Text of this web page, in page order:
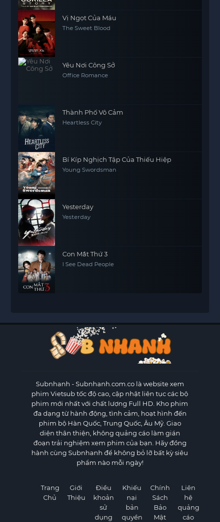
Vị Ngọt Của Máu
The Sweet Blood
Yêu Nơi Công Sở
Office Romance
Thành Phố Vô Cảm
Heartless City
Bí Kíp Nghịch Tập Của Thiếu Hiệp
Young Swordsman
Yesterday
Yesterday
Con Mắt Thứ 3
I See Dead People
Subnhanh - Subnhanh.com.co là website xem
phim Vietsub tốc độ cao, cập nhật liên tục các bộ
phim mới nhất với chất lượng Full HD. Kho phim
đa dạng từ hành động, tình cảm, hoạt hình đến
phim bộ Hàn Quốc, Trung Quốc, Âu Mỹ. Giao
diện thân thiện, không quảng cáo làm gián
đoạn trải nghiệm xem phim của bạn. Hãy đồng
hành cùng Subnhanh để không bỏ lỡ bất kỳ siêu
phẩm nào mỗi ngày!
Trang
Chủ
Giới
Thiệu
Điều
khoản
sử
dụng
Khiếu
nại
bản
quyền
Chính
Sách
Bảo
Mật
Liên
hệ
quảng
cáo